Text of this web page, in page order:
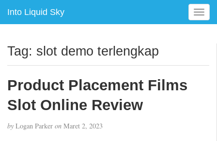
Into Liquid Sky
T
o
e
Tag: slot demo terlengkap
Product Placement Films
Slot Online Review
by Logan Parker on Maret 2, 2023